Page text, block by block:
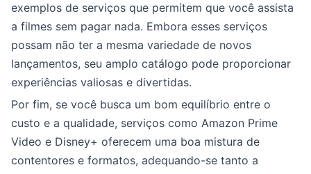
exemplos de serviços que permitem que você assista
a filmes sem pagar nada. Embora esses serviços
possam não ter a mesma variedade de novos
lançamentos, seu amplo catálogo pode proporcionar
experiências valiosas e divertidas.
Por fim, se você busca um bom equilíbrio entre o
custo e a qualidade, serviços como Amazon Prime
Video e Disney+ oferecem uma boa mistura de
contentores e formatos, adequando-se tanto a